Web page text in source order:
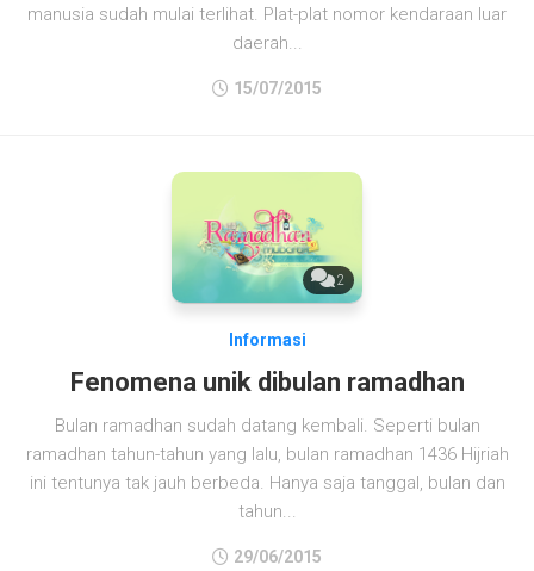
manusia sudah mulai terlihat. Plat-plat nomor kendaraan luar
daerah...
15/07/2015
2
Informasi
Fenomena unik dibulan ramadhan
Bulan ramadhan sudah datang kembali. Seperti bulan
ramadhan tahun-tahun yang lalu, bulan ramadhan 1436 Hijriah
ini tentunya tak jauh berbeda. Hanya saja tanggal, bulan dan
tahun...
29/06/2015